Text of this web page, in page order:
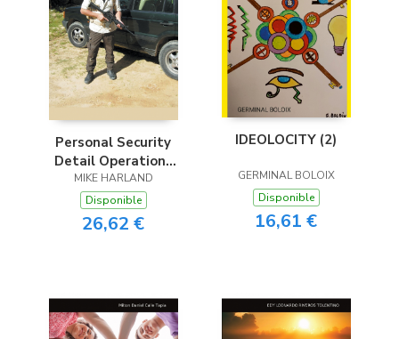
Personal Security
Detail Operations
Book 1
MIKE HARLAND
Disponible
26,62 €
IDEOLOCITY (2)
GERMINAL BOLOIX
Disponible
16,61 €